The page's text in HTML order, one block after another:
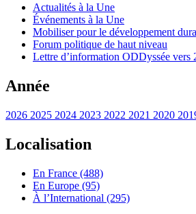
Actualités à la Une
Événements à la Une
Mobiliser pour le développement
Forum politique de haut niveau
Lettre d’information ODDyssée vers
Année
2026 2025 2024 2023 2022 2021 2020
Localisation
En France (488)
En Europe (95)
À l’International (295)